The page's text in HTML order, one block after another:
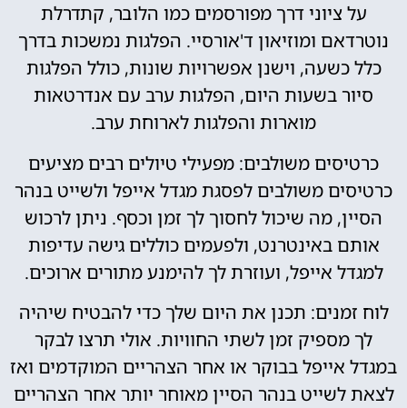
על ציוני דרך מפורסמים כמו הלובר, קתדרלת
נוטרדאם ומוזיאון ד'אורסיי. הפלגות נמשכות בדרך
כלל כשעה, וישנן אפשרויות שונות, כולל הפלגות
סיור בשעות היום, הפלגות ערב עם אנדרטאות
מוארות והפלגות לארוחת ערב.
כרטיסים משולבים: מפעילי טיולים רבים מציעים
כרטיסים משולבים לפסגת מגדל אייפל ולשייט בנהר
הסיין, מה שיכול לחסוך לך זמן וכסף. ניתן לרכוש
אותם באינטרנט, ולפעמים כוללים גישה עדיפות
למגדל אייפל, ועוזרת לך להימנע מתורים ארוכים.
לוח זמנים: תכנן את היום שלך כדי להבטיח שיהיה
לך מספיק זמן לשתי החוויות. אולי תרצו לבקר
במגדל אייפל בבוקר או אחר הצהריים המוקדמים ואז
לצאת לשייט בנהר הסיין מאוחר יותר אחר הצהריים